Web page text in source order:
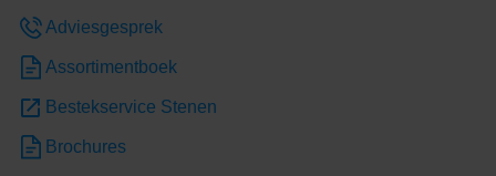
Adviesgesprek
Assortimentboek
Bestekservice Stenen
Brochures